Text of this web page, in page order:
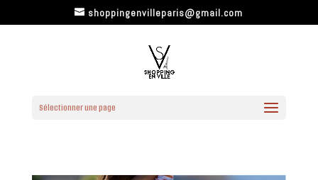
shoppingenvilleparis@gmail.com
Sélectionner une page